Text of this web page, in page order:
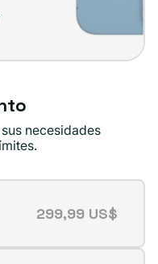
necesidades
299,99 US$